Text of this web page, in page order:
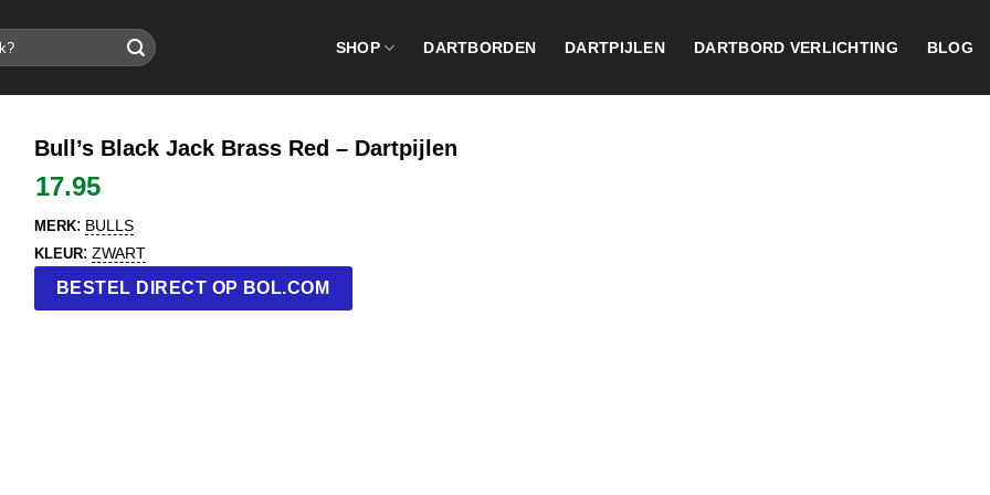
SHOP DARTBORDEN DARTPIJLEN DARTBORD VERLICHTING BLOG
Bull’s Black Jack Brass Red – Dartpijlen
17.95
MERK: BULLS
KLEUR: ZWART
BESTEL DIRECT OP BOL.COM